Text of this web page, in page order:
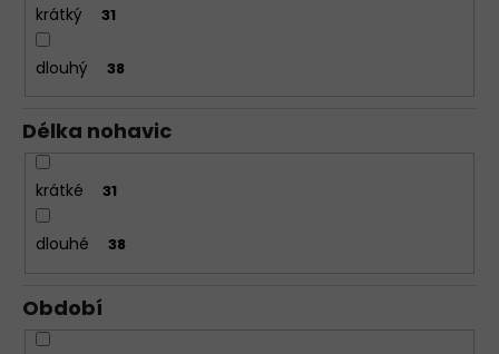
krátký 31
dlouhý 38
Délka nohavic
krátké 31
dlouhé 38
Období